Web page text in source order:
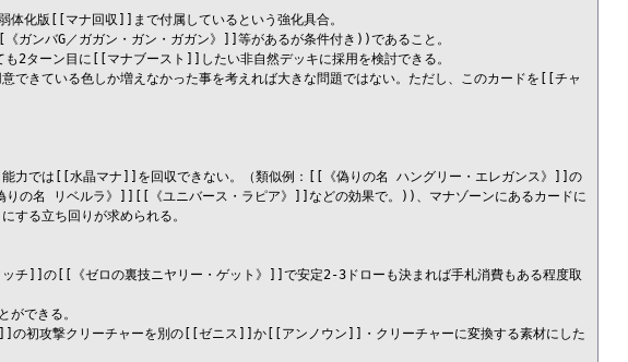
版[[マナ回収]]まで付属しているという強化具合。
バG／ガガン・ガン・ガガン》]]等があるが条件付き))であること。
2ターン目に[[マナブースト]]したい非自然デッキに採用を検討できる。
ている色しか増えなかった事を考えれば大きな問題ではない。ただし、このカードを[[チャ
では[[水晶マナ]]を回収できない。（類似例：[[《偽りの名 ハングリー・エレガンス》]]の
名 リベルラ》]][[《ユニバース・ラピア》]]などの効果で。))、マナゾーンにあるカードに
する立ち回りが求められる。
]]の[[《ゼロの裏技ニヤリー・ゲット》]]で安定2-3ドローも決まれば手札消費もある程度取
できる。
初攻撃クリーチャーを別の[[ゼニス]]か[[アンノウン]]・クリーチャーに変換する素材にした